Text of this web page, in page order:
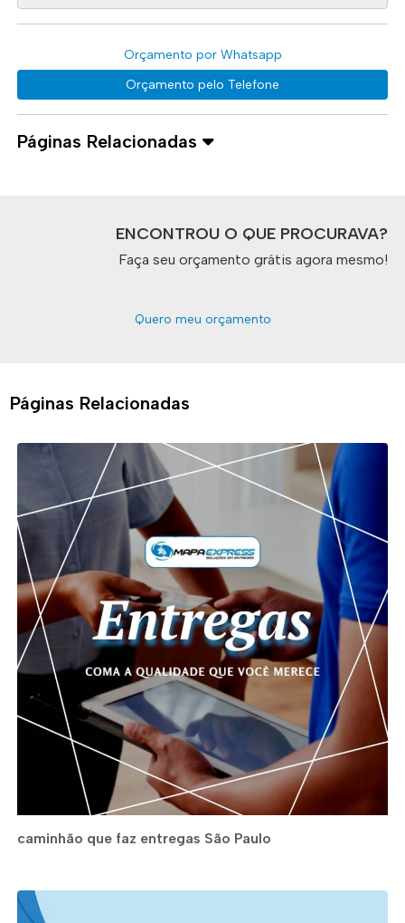
Orçamento por Whatsapp
Orçamento pelo Telefone
Páginas Relacionadas
ENCONTROU O QUE PROCURAVA?
Faça seu orçamento grátis agora mesmo!
Quero meu orçamento
Páginas Relacionadas
caminhão que faz entregas São Paulo